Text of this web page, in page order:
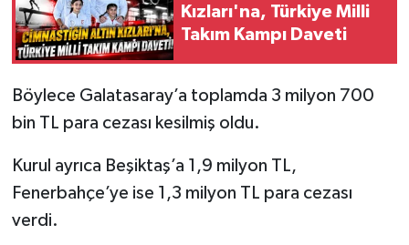
Kızları'na, Türkiye Milli
Takım Kampı Daveti
Böylece Galatasaray’a toplamda 3 milyon 700
bin TL para cezası kesilmiş oldu.
Kurul ayrıca Beşiktaş’a 1,9 milyon TL,
Fenerbahçe’ye ise 1,3 milyon TL para cezası
verdi.